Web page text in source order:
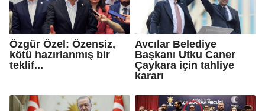
Özgür Özel: Özensiz,
kötü hazırlanmış bir
teklif...
Avcılar Belediye
Başkanı Utku Caner
Çaykara için tahliye
kararı